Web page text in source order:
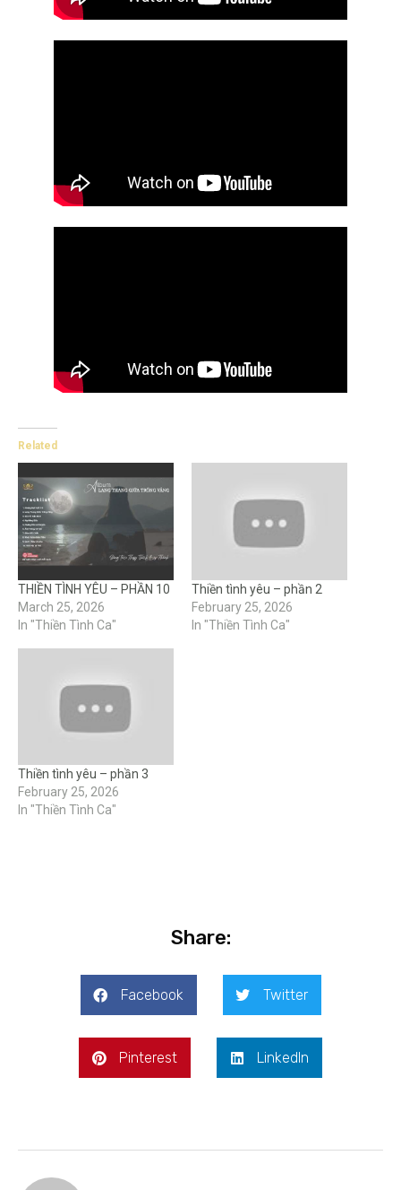
Related
THIỀN TÌNH YÊU – PHẦN 10
March 25, 2026
In "Thiền Tình Ca"
Thiền tình yêu – phần 2
February 25, 2026
In "Thiền Tình Ca"
Thiền tình yêu – phần 3
February 25, 2026
In "Thiền Tình Ca"
Share:
Facebook Twitter
Pinterest LinkedIn